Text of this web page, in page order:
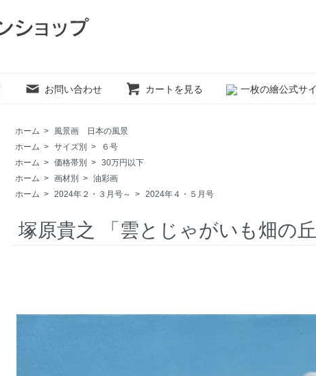
お問い合わせ カートを見る 一枚の繪公式サ
ホーム >
風景画 日本の風景
ホーム > サイズ別 >
６号
ホーム > 価格帯別 > 30万円以下
ホーム > 画材別 > 油彩画
ホーム > 2024年２・３月号～ > 2024年４・５月号
塚原貴之 「雲とじゃがいも畑の